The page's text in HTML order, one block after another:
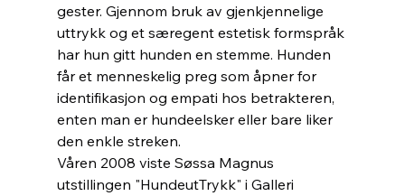
gester. Gjennom bruk av gjenkjennelige
uttrykk og et særegent estetisk formspråk
har hun gitt hunden en stemme. Hunden
får et menneskelig preg som åpner for
identifikasjon og empati hos betrakteren,
enten man er hundeelsker eller bare liker
den enkle streken.
Våren 2008 viste Søssa Magnus
utstillingen "HundeutTrykk" i Galleri